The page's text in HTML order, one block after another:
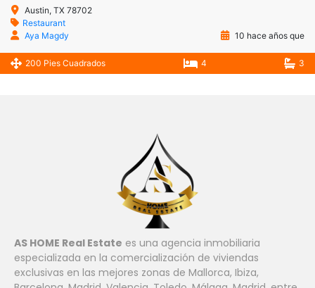
Austin, TX 78702
Restaurant
Aya Magdy
10 hace años que
200 Pies Cuadrados 4 3
AS HOME Real Estate es una agencia inmobiliaria
especializada en la comercialización de viviendas
exclusivas en las mejores zonas de Mallorca, Ibiza,